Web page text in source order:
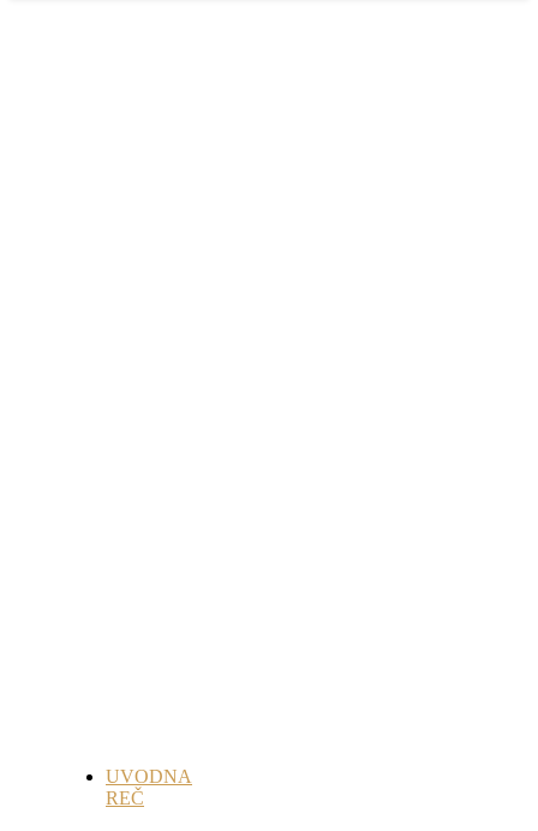
UVODNA
REČ